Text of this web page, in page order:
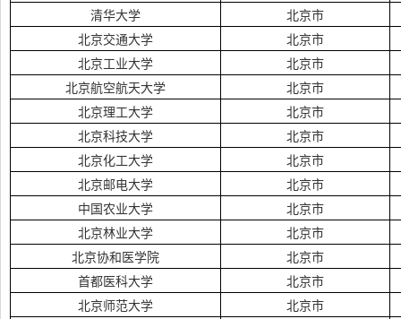
清华大学
北京市
北京交通大学
北京市
北京工业大学
北京市
北京航空航天大学
北京市
北京理工大学
北京市
北京科技大学
北京市
北京化工大学
北京市
北京邮电大学
北京市
中国农业大学
北京市
北京林业大学
北京市
北京协和医学院
北京市
首都医科大学
北京市
北京师范大学
北京市